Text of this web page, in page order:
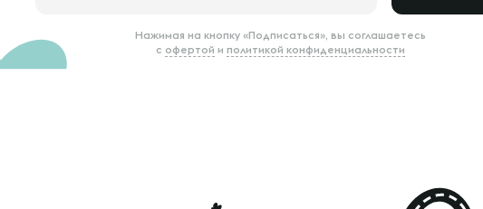
Нажимая на кнопку «Подписаться», вы соглашаетесь
с офертой и политикой конфиденциальности